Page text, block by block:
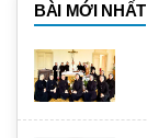
BÀI MỚI NHẤT